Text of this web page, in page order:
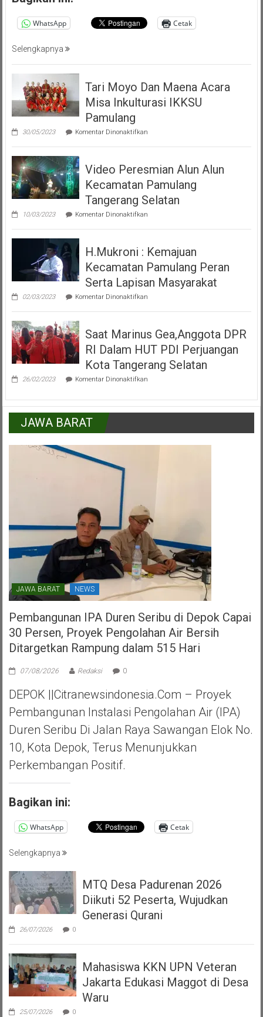
WhatsApp Cetak
Selengkapnya
Tari Moyo Dan Maena Acara
Misa Inkulturasi IKKSU
Pamulang
30/05/2023 Komentar Dinonaktifkanpada
Moyo
Maena
Misa
Inkulturasi
IKKSU
Pamulang
Video Peresmian Alun Alun
Kecamatan Pamulang
Tangerang Selatan
10/03/2023 Komentar Dinonaktifkanpada
Peresmian
Alun
Kecamatan
Pamulang
Tangerang
Selatan
H.Mukroni : Kemajuan
Kecamatan Pamulang Peran
Serta Lapisan Masyarakat
02/03/2023 Komentar Dinonaktifkanpada
:
Kecamatan
Pamulang
Peran
Lapisan
Masyarakat
Saat Marinus Gea,Anggota DPR
RI Dalam HUT PDI Perjuangan
Kota Tangerang Selatan
26/02/2023 Komentar Dinonaktifkanpada
Gea,Anggota
DPR
Dalam
JAWA BARAT
JAWA BARAT NEWS
Pembangunan IPA Duren Seribu di Depok Capai
30 Persen, Proyek Pengolahan Air Bersih
Ditargetkan Rampung dalam 515 Hari
07/08/2026 Redaksi 0
DEPOK ||Citranewsindonesia.com – Proyek
Pembangunan Instalasi Pengolahan Air (IPA)
Duren Seribu Di Jalan Raya Sawangan Elok No.
10, Kota Depok, Terus Menunjukkan
Perkembangan Positif.
Bagikan ini:
WhatsApp Cetak
Selengkapnya
MTQ Desa Padurenan 2026
Diikuti 52 Peserta, Wujudkan
Generasi Qurani
26/07/2026 0
Mahasiswa KKN UPN Veteran
Jakarta Edukasi Maggot di Desa
Waru
25/07/2026 0